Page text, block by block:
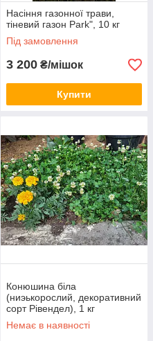
Насіння газонної трави,
тіневий газон Park", 10 кг
Під замовлення
3 200 ₴/мішок
Купити
Конюшина біла
(ниэькорослий, декоративний
сорт Рівендел), 1 кг
Немає в наявності